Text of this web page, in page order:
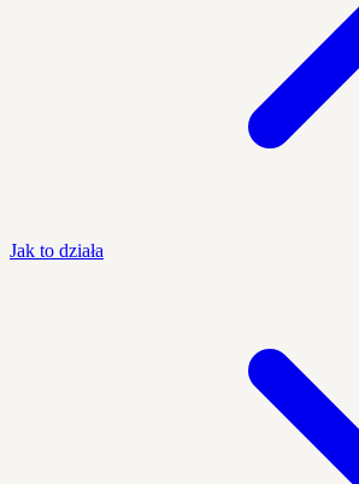
Jak to działa